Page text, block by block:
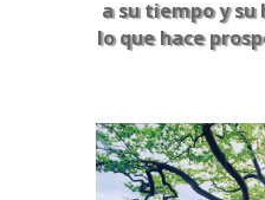
a su tiempo y su
lo que hace